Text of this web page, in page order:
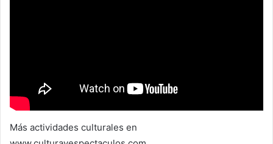
Más actividades culturales en